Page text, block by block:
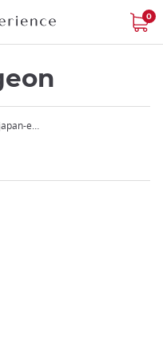
0
e…